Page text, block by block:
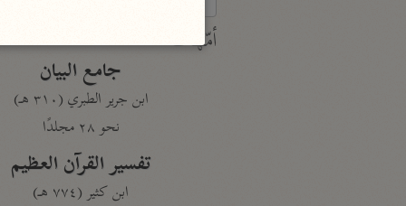
characters for results.
أمّهات
جامع البيان
ابن جرير الطبري (٣١٠ هـ)
نحو ٢٨ مجلدًا
تفسير القرآن العظيم
ابن كثير (٧٧٤ هـ)